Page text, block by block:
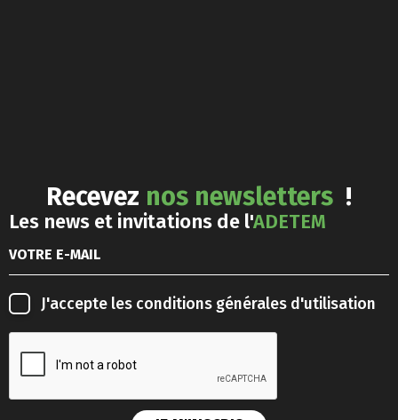
Recevez nos newsletters !
Les news et invitations de l'ADETEM
J'accepte les conditions générales d'utilisation